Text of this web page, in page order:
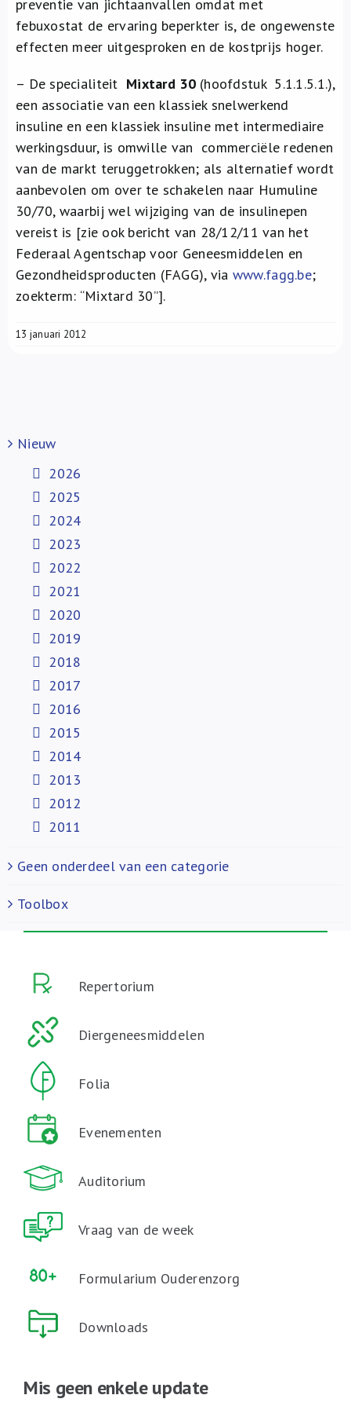
preventie van jichtaanvallen omdat met
febuxostat de ervaring beperkter is, de ongewenste
effecten meer uitgesproken en de kostprijs hoger.
– De specialiteit Mixtard 30(hoofdstuk 5.1.1.5.1.),
een associatie van een klassiek snelwerkend
insuline en een klassiek insuline met intermediaire
werkingsduur, is omwille van commerciële redenen
van de markt teruggetrokken; als alternatief wordt
aanbevolen om over te schakelen naar Humuline
30/70, waarbij wel wijziging van de insulinepen
vereist is [zie ook bericht van 28/12/11 van het
Federaal Agentschap voor Geneesmiddelen en
Gezondheidsproducten (FAGG), via www.fagg.be;
zoekterm: “Mixtard 30”].
13 januari 2012
Nieuw
2026
2025
2024
2023
2022
2021
2020
2019
2018
2017
2016
2015
2014
2013
2012
2011
Geen onderdeel van een categorie
Toolbox
Repertorium
Diergeneesmiddelen
Folia
Evenementen
Auditorium
Vraag van de week
Formularium Ouderenzorg
Downloads
Mis geen enkele update